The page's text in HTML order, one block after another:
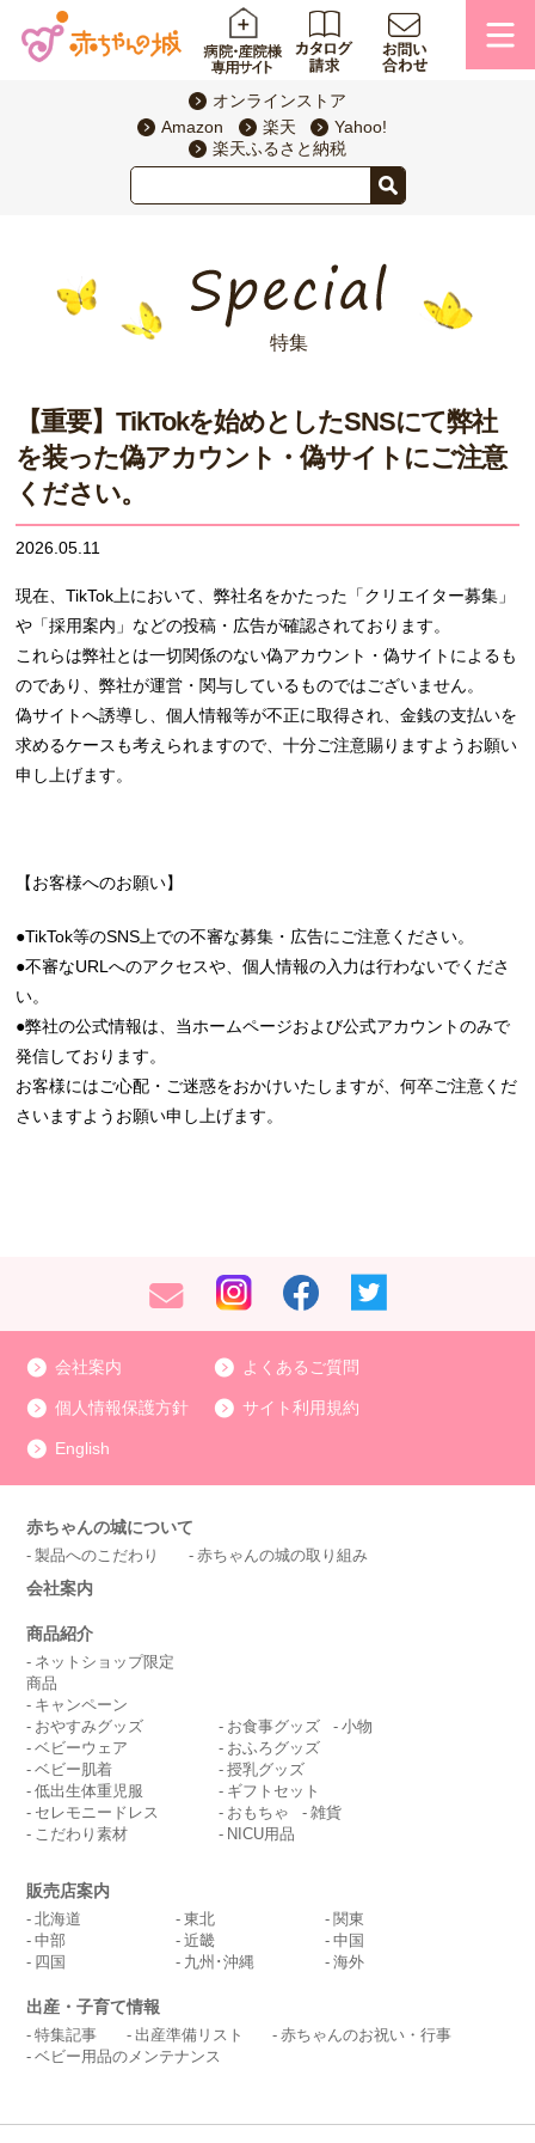
オンラインストア
Amazon
楽天
Yahoo!
楽天ふるさと納税
特集
【重要】TikTokを始めとしたSNSにて弊社
を装った偽アカウント・偽サイトにご注意
ください。
2026.05.11
現在、TikTok上において、弊社名をかたった「クリエイター募集」
や「採用案内」などの投稿・広告が確認されております。
これらは弊社とは一切関係のない偽アカウント・偽サイトによるも
のであり、弊社が運営・関与しているものではございません。
偽サイトへ誘導し、個人情報等が不正に取得され、金銭の支払いを
求めるケースも考えられますので、十分ご注意賜りますようお願い
申し上げます。
【お客様へのお願い】
●TikTok等のSNS上での不審な募集・広告にご注意ください。
●不審なURLへのアクセスや、個人情報の入力は行わないでくださ
い。
●弊社の公式情報は、当ホームページおよび公式アカウントのみで
発信しております。
お客様にはご心配・ご迷惑をおかけいたしますが、何卒ご注意くだ
さいますようお願い申し上げます。
会社案内 よくあるご質問
個人情報保護方針 サイト利用規約
English
赤ちゃんの城について
製品へのこだわり 赤ちゃんの城の取り組み
会社案内
商品紹介
ネットショップ限定
商品
キャンペーン
おやすみグッズ
ベビーウェア
ベビー肌着
低出生体重児服
セレモニードレス
こだわり素材
お食事グッズ
小物
おふろグッズ
授乳グッズ
ギフトセット
おもちゃ
雑貨
NICU用品
販売店案内
北海道 東北
関東
中部
近畿
中国
四国
九州･沖縄 海外
出産・子育て情報
特集記事 出産準備リスト
赤ちゃんのお祝い・行事
ベビー用品のメンテナンス